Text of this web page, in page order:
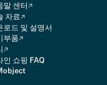
말 센터
자료
로드 및 설명서
부품
인 쇼핑 FAQ